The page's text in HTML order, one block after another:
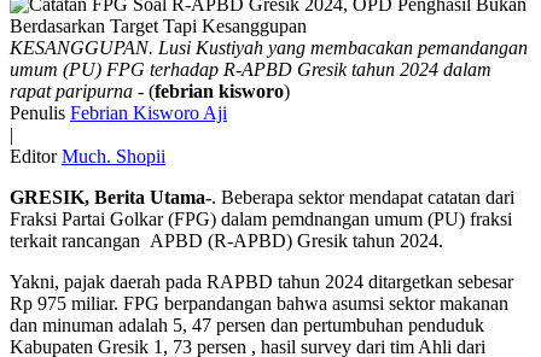
KESANGGUPAN. Lusi Kustiyah yang membacakan pemandangan
umum (PU) FPG terhadap R-APBD Gresik tahun 2024 dalam
rapat paripurna - (febrian kisworo)
Penulis Febrian Kisworo Aji
|
Editor Much. Shopii
GRESIK, Berita Utama-. Beberapa sektor mendapat catatan dari
Fraksi Partai Golkar (FPG) dalam pemdnangan umum (PU) fraksi
terkait rancangan APBD (R-APBD) Gresik tahun 2024.
Yakni, pajak daerah pada RAPBD tahun 2024 ditargetkan sebesar
Rp 975 miliar. FPG berpandangan bahwa asumsi sektor makanan
dan minuman adalah 5, 47 persen dan pertumbuhan penduduk
Kabupaten Gresik 1, 73 persen , hasil survey dari tim Ahli dari